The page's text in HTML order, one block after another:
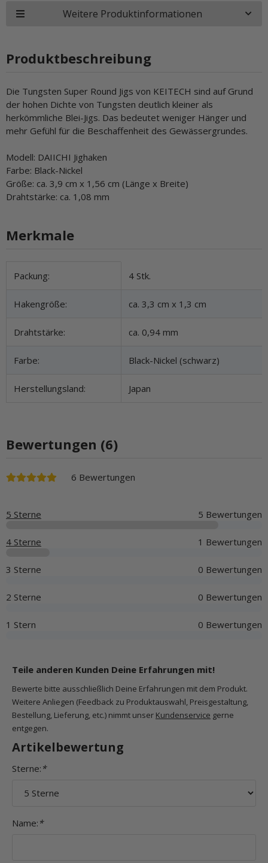
Weitere Produktinformationen
Produktbeschreibung
Die Tungsten Super Round Jigs von KEITECH sind auf Grund
der hohen Dichte von Tungsten deutlich kleiner als
herkömmliche Blei-Jigs. Das bedeutet weniger Hänger und
mehr Gefühl für die Beschaffenheit des Gewässergrundes.
Modell: DAIICHI Jighaken
Farbe: Black-Nickel
Größe: ca. 3,9 cm x 1,56 cm (Länge x Breite)
Drahtstärke: ca. 1,08 mm
Merkmale
Produkteigenschaft
Wert
Packung: 4 Stk.
Hakengröße: ca. 3,3 cm x 1,3 cm
Drahtstärke: ca. 0,94 mm
Farbe: Black-Nickel (schwarz)
Herstellungsland: Japan
Bewertungen (6)
6 Bewertungen
5 Sterne 5 Bewertungen
4 Sterne 1 Bewertungen
3 Sterne 0 Bewertungen
2 Sterne 0 Bewertungen
1 Stern 0 Bewertungen
Teile anderen Kunden Deine Erfahrungen mit!
Bewerte bitte ausschließlich Deine Erfahrungen mit dem Produkt.
Weitere Anliegen (Feedback zu Produktauswahl, Preisgestaltung,
Bestellung, Lieferung, etc.) nimmt unser Kundenservice gerne
entgegen.
Artikelbewertung
Sterne: *
Name: *